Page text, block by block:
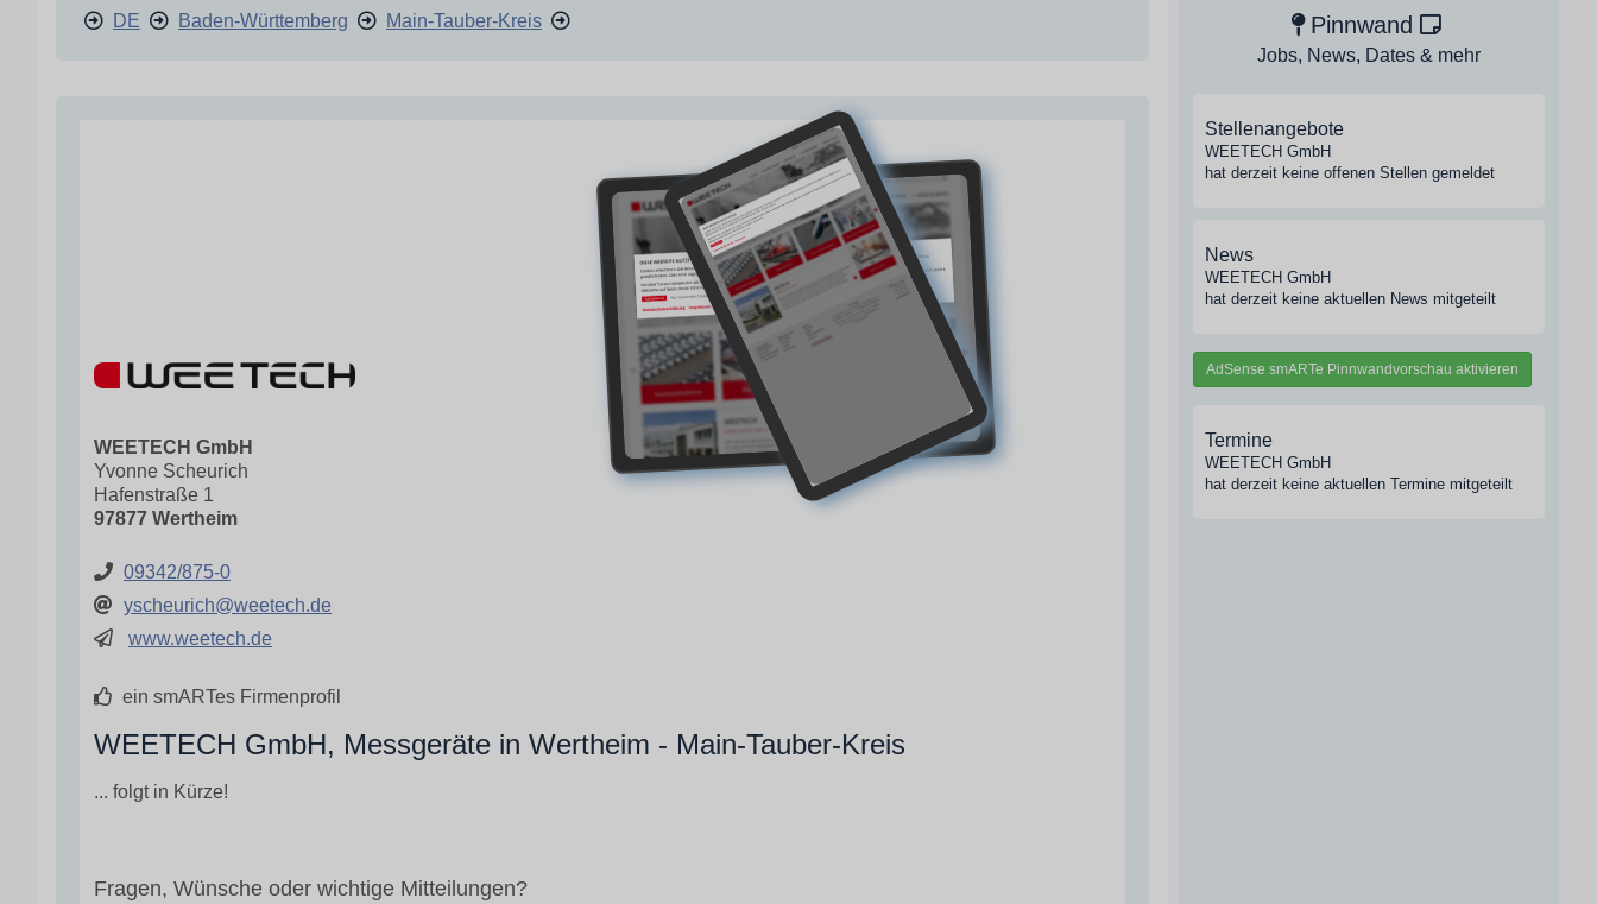
DE
Baden-Württemberg Main-Tauber-Kreis
WEETECH GmbH
Yvonne Scheurich
Hafenstraße 1
97877 Wertheim
09342/875-0
yscheurich@weetech.de
www.weetech.de
ein smARTes Firmenprofil
WEETECH GmbH, Messgeräte in Wertheim - Main-Tauber-Kreis
... folgt in Kürze!
Fragen, Wünsche oder wichtige Mitteilungen?
Pinnwand
Jobs, News, Dates & mehr
Stellenangebote
WEETECH GmbH
hat derzeit keine offenen Stellen gemeldet
News
WEETECH GmbH
hat derzeit keine aktuellen News mitgeteilt
AdSense smARTe Pinnwandvorschau aktivieren
Termine
WEETECH GmbH
hat derzeit keine aktuellen Termine mitgeteilt